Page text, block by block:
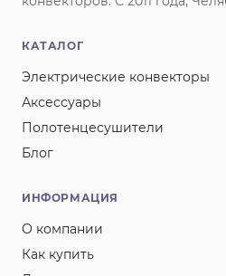
КАТАЛОГ
Электрические конвекторы
Аксессуары
Полотенцесушители
Блог
ИНФОРМАЦИЯ
О компании
Как купить